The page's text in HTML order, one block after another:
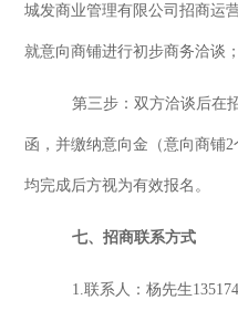
城发商业管理有限公司招商运
就意向商铺进行初步商务洽谈 ；
第三步：双方洽谈后在
函，并缴纳意向金（意向商铺2
均完成后方视为有效报名。
七、招商联系方式
1 联系人 ： 杨先生